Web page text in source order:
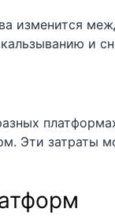
изменится
и
Эти затраты